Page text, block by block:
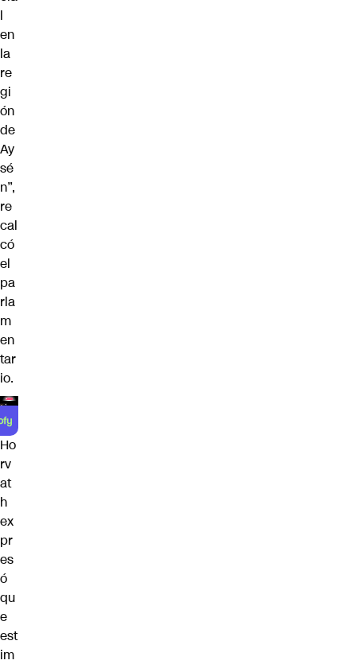
l
en
la
re
gi
ón
de
Ay
sé
n”,
re
cal
có
el
pa
rla
m
en
tar
io.
Ho
rv
at
h
ex
pr
es
ó
qu
e
est
im